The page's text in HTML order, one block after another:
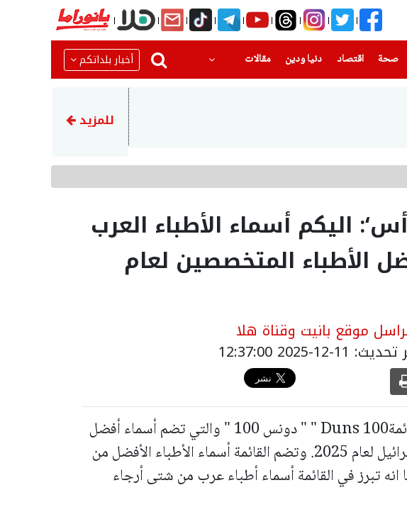
صحة(current) اقتصاد دنيا ودين
(current) مقالات أخبار بلداتكم
التأمين الوطني يعلن عن المخصصات التي ستدخل الحسابات بعد 3 أيام
للمزيد
اليكم أسماء الأطباء العرب
الأطباء المتخصصين لعام
موقع بانيت وقناة هلا
11-12-2025 12:37:00
تم في الأيام الأخيرة نشر قائمةDuns 100 " " دونس 100 " والتي تضم أسماء أفضل
الأطباء المتخصصين في إسرائيل لعام 2025. وتضم القائمة أسماء الأطباء الأفضل من
تبرز في القائمة أسماء أطباء عرب من شتى أرجاء